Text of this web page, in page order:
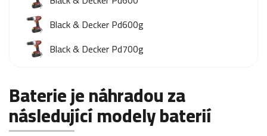
Black & Decker Pd600g
Black & Decker Pd700g
Baterie je náhradou za
následující modely baterií